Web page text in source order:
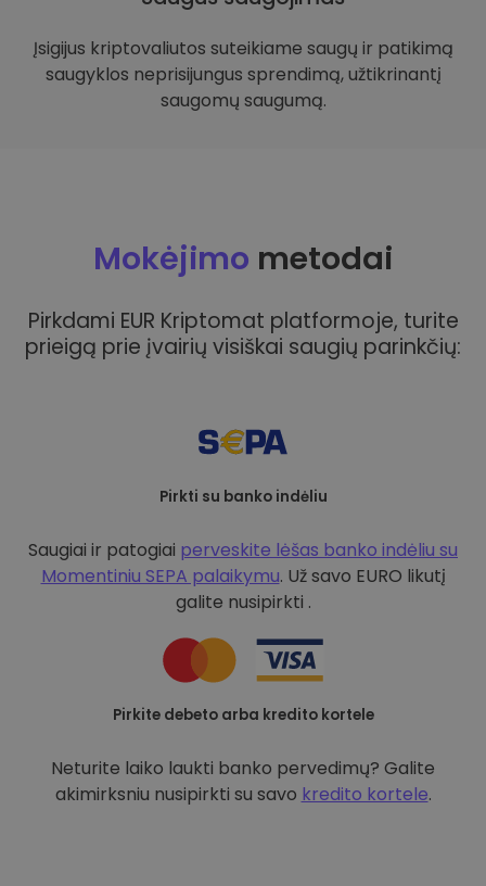
Įsigijus kriptovaliutos suteikiame saugų ir patikimą
saugyklos neprisijungus sprendimą, užtikrinantį
saugomų saugumą.
Mokėjimo metodai
Pirkdami EUR Kriptomat platformoje, turite
prieigą prie įvairių visiškai saugių parinkčių:
Pirkti su banko indėliu
Saugiai ir patogiai perveskite lėšas banko indėliu su
Momentiniu SEPA palaikymu. Už savo EURO likutį
galite nusipirkti .
Pirkite debeto arba kredito kortele
Neturite laiko laukti banko pervedimų? Galite
akimirksniu nusipirkti su savo kredito kortele.